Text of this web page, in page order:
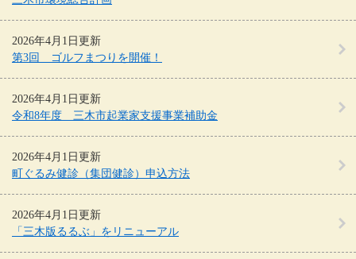
2026年4月1日更新
第3回 ゴルフまつりを開催！
2026年4月1日更新
令和8年度 三木市起業家支援事業補助金
2026年4月1日更新
町ぐるみ健診（集団健診）申込方法
2026年4月1日更新
「三木版るるぶ」をリニューアル